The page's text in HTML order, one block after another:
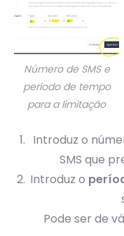
Número de SMS e
período de tempo
para a limitação
Introduz o
SMS que
Introduz o
Pode ser de